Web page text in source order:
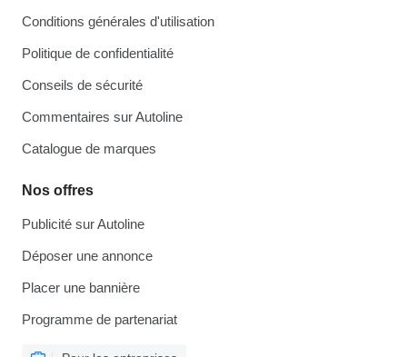
Conditions générales d'utilisation
Politique de confidentialité
Conseils de sécurité
Commentaires sur Autoline
Catalogue de marques
Nos offres
Publicité sur Autoline
Déposer une annonce
Placer une bannière
Programme de partenariat